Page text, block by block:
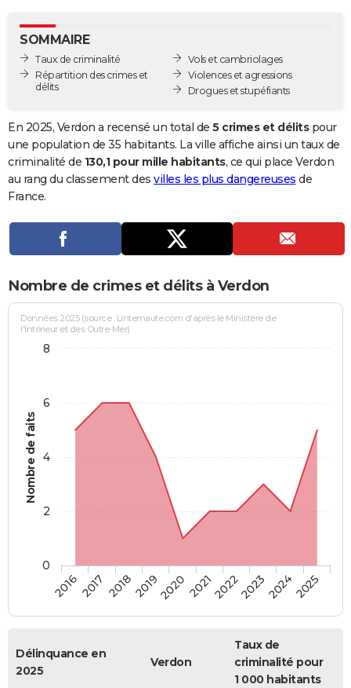
GUIDES D'ACHAT
BONS PLANS
Carte de Noël
Carte Bonne année
Carte Saint-Valentin
Carte Pâques
Carte d'anniversaire
DICTIONNAIRE
Dictionnaire
Biographies
Citations
Expressions
Proverbes
PROGRAMME TV
Se connecter
Entreprises
Service militaire
Avis de recherche
AVIS DE DÉCÈS
Bricolage
Lifestyle
Culture
Sport
Auto
Television
Voyage
Cinema
SOMMAIRE
Taux de criminalité
Répartition des crimes et
délits
Vols et cambriolages
Violences et agressions
Drogues et stupéfiants
En 2025, Verdon a recensé un total de 5 crimes et délitspour
une population de 35 habitants. La ville affiche ainsi un taux de
criminalité de 130,1 pour mille habitants, ce qui place Verdon
au rang du classement des villes les plus dangereuses de
France.
Nombre de crimes et délits à Verdon
Nombre de faits
Données 2025 (source : Linternaute.com d'après le Ministère de
l'Intérieur et des Outre-Mer)
20162017 20182019202020212022202320242025
0
2
4
6
8
Délinquance en
2025
Verdon
Taux de
criminalité pour
1 000 habitants